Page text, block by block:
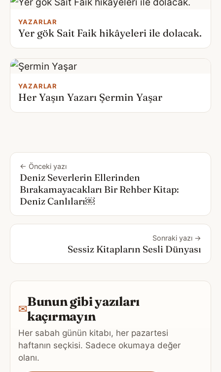
YAZARLAR
Yer gök Sait Faik hikâyeleri ile dolacak.
YAZARLAR
Her Yaşın Yazarı Şermin Yaşar
← Önceki yazı
Deniz Severlerin Ellerinden
Bırakamayacakları Bir Rehber Kitap:
Deniz Canlıları￼
Sonraki yazı →
Sessiz Kitapların Sesli Dünyası
✉Bunun gibi yazıları
kaçırmayın
Her sabah günün kitabı, her pazartesi
haftanın seçkisi. Sadece okumaya değer
olanı.